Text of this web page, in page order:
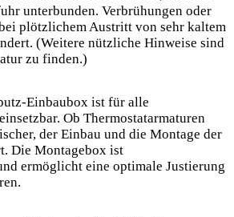
unterbunden. Verbrühungen oder
plötzlichem Austritt von sehr kaltem
(Weitere nützliche Hinweise sind
zu finden.)
Einbaubox ist für alle
Ob Thermostatarmaturen
der Einbau und die Montage der
Die Montagebox ist
ermöglicht eine optimale Justierung